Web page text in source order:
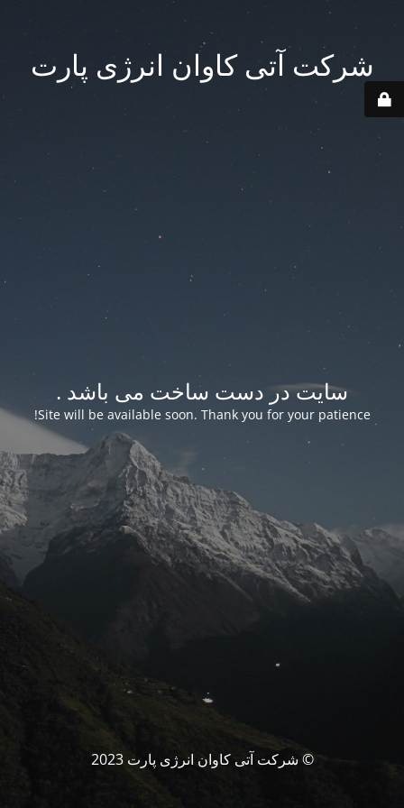
شرکت آتی کاوان انرژی پارت
سایت در دست ساخت می باشد .
Site will be available soon. Thank you for your patience!
© شرکت آتی کاوان انرژی پارت 2023